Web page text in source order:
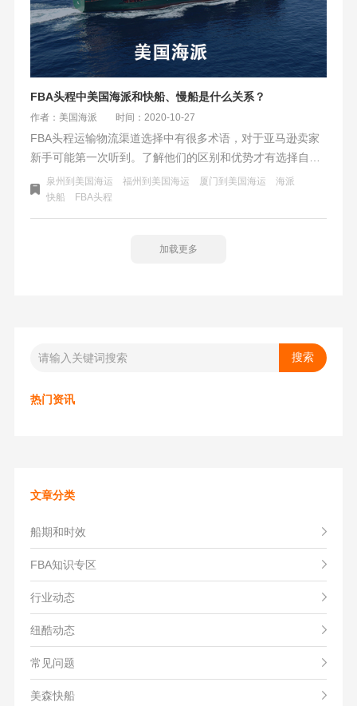
FBA头程中美国海派和快船、慢船是什么关系？
作者：美国海派 时间：2020-10-27
FBA头程运输物流渠道选择中有很多术语，对于亚马逊卖家
新手可能第一次听到。了解他们的区别和优势才有选择自己
合适的物流运输渠道，又能节省成本。比如:空派、海派、海
卡都是指什么，快船、慢船又是什么？下面我们一一解答。
泉州到美国海运 福州到美国海运 厦门到美国海运
海派
快船
FBA头程
加载更多
热门资讯
文章分类
船期和时效
FBA知识专区
行业动态
纽酷动态
常见问题
美森快船